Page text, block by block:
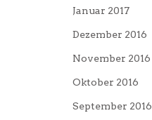
Januar 2017
Dezember 2016
November 2016
Oktober 2016
September 2016